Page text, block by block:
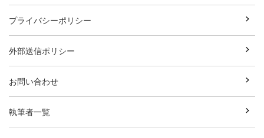
プライバシーポリシー
外部送信ポリシー
お問い合わせ
執筆者一覧